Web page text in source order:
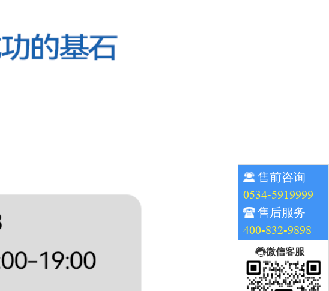
售前咨询
0534-5919999
售后服务
400-832-9898
微信客服